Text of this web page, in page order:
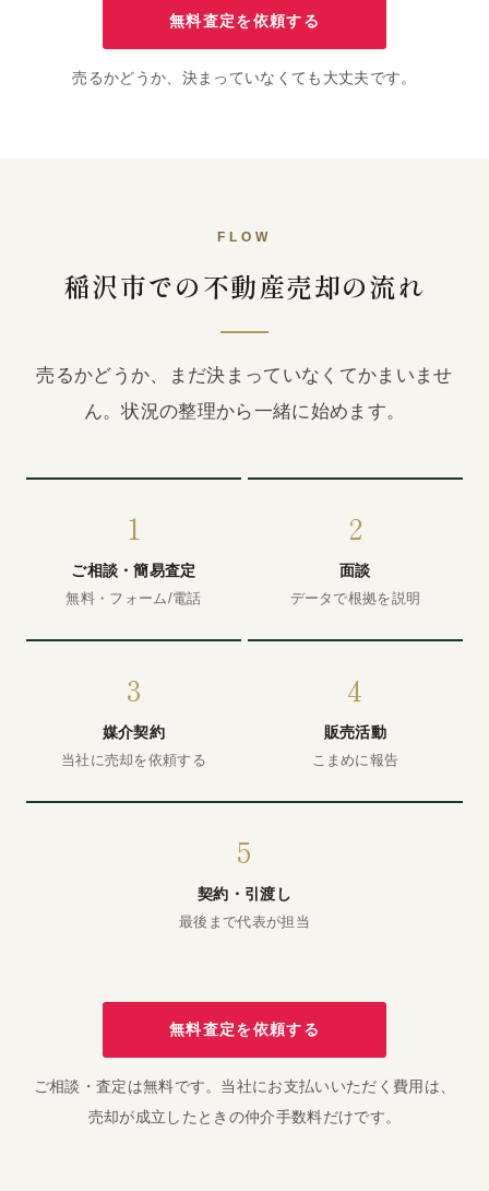
無料査定を依頼する
売るかどうか、決まっていなくても大丈夫です。
FLOW
稲沢市での不動産売却の流れ
売るかどうか、まだ決まっていなくてかまいませ
ん。状況の整理から一緒に始めます。
1
ご相談・簡易査定
無料・フォーム/電話
2
面談
データで根拠を説明
3
媒介契約
当社に売却を依頼する
4
販売活動
こまめに報告
5
契約・引渡し
最後まで代表が担当
無料査定を依頼する
ご相談・査定は無料です。当社にお支払いいただく費用は、
売却が成立したときの仲介手数料だけです。